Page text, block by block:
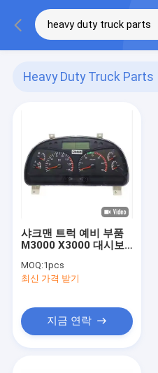
Heavy Duty Truck Parts
샤크맨 트럭 예비 부품
M3000 X3000 대시보
량 트럭 부품
MOQ:1pcs
최신 가격 받기
지금 연락